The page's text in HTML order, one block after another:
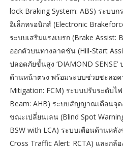
lock Braking System: ABS) ระบบ
อิเล็กทรอนิกส์ (Electronic
ระบบเสริมแรงเบรก (Brake Assist:
ออกตัวบนทางลาดชัน (Hill-Start
ปลอดภัยขั้นสูง ‘DIAMOND
ด้านหน้าตรง พร้อมระบบช่วยชะลอค
Mitigation: FCM) ระบบปรับระดับไ
Beam: AHB) ระบบสัญญาณเตือนจุ
ขณะเปลี่ยนเลน (Blind Spot
BSW with LCA) ระบบเตือนด้านหลั
Cross Traffic Alert: RCTA) และกล้